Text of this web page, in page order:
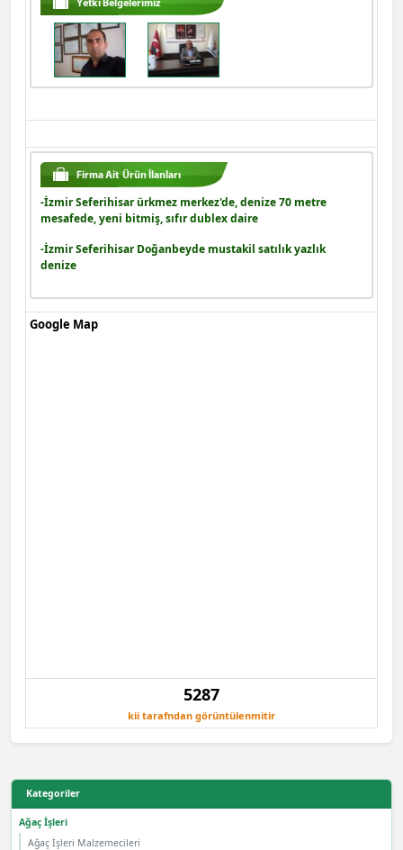
Kategoriler
Ağaç İşleri
Ağaç İşleri Malzemecileri
-İzmir Seferihisar ürkmez merkez'de, denize 70 metre
mesafede, yeni bitmiş, sıfır dublex daire
-İzmir Seferihisar Doğanbeyde mustakil satılık yazlık
denize
Google Map
5287
kii tarafndan görüntülenmitir